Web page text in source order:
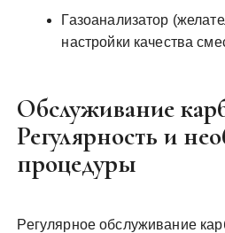
Газоанализатор
настройки качества
Обслуживание
Регулярность и
процедуры
Регулярное обслуживание